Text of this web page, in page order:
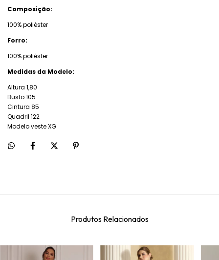
Composição:
100% poliéster
Forro:
100% poliéster
Medidas da Modelo:
Altura 1,80
Busto 105
Cintura 85
Quadril 122
Modelo veste XG
Produtos Relacionados